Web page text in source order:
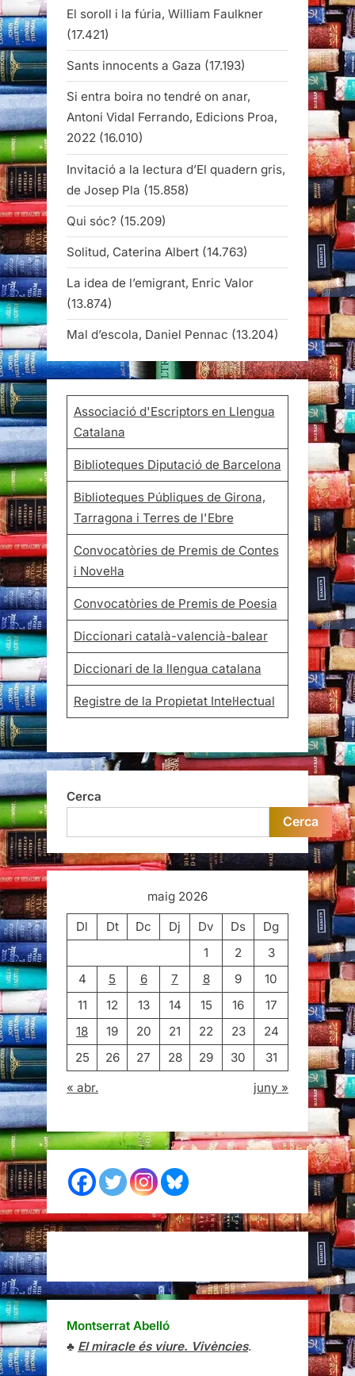
El soroll i la fúria, William Faulkner
(17.421)
Sants innocents a Gaza (17.193)
Si entra boira no tendré on anar,
Antoni Vidal Ferrando, Edicions Proa,
2022 (16.010)
Invitació a la lectura d’El quadern gris,
de Josep Pla (15.858)
Qui sóc? (15.209)
Solitud, Caterina Albert (14.763)
La idea de l’emigrant, Enric Valor
(13.874)
Mal d’escola, Daniel Pennac (13.204)
Associació d'Escriptors en Llengua
Catalana
Biblioteques Diputació de Barcelona
Biblioteques Públiques de Girona,
Tarragona i Terres de l'Ebre
Convocatòries de Premis de Contes
i Novel·la
Convocatòries de Premis de Poesia
Diccionari català-valencià-balear
Diccionari de la llengua catalana
Registre de la Propietat Intel·lectual
Cerca
Cerca
maig 2026
Dl
Dt Dc Dj Dv Ds
Dg
1
2
3
4
5 6 7 8 9
10
11
12 13 14 15 16
17
18
19 20 21 22 23
24
25
26 27 28 29 30
31
« abr.
juny »
Montserrat Abelló
♣ El miracle és viure. Vivències.